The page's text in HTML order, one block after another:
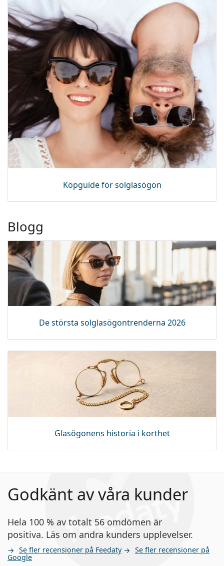
Köpguide för solglasögon
Blogg
De största solglasögontrenderna 2026
Glasögonens historia i korthet
Godkänt av våra kunder
Hela 100 % av totalt 56 omdömen är
positiva. Läs om andra kunders upplevelser.
Se fler recensioner på Feedaty Se fler recensioner på
Google